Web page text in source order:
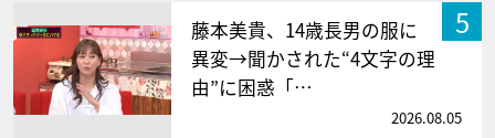
5
藤本美貴、14歳長男の服に
異変→聞かされた“4文字の理
由”に困惑「…
2026.08.05